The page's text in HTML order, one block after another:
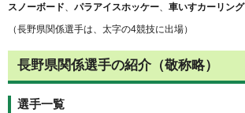
スノーボード
パラアイスホッケー 車いすカーリング
（長野県関係選手は、太字の4競技に出場）
長野県関係選手の紹介（敬称略）
選手一覧